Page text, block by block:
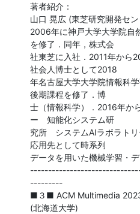
著者紹介：
山口 晃広 (東芝研究開発セ
2006年に神戸大学大学院自
を修了．同年，株式会
社東芝に入社．2011年から
社会人博士として2018
年名古屋大学大学院情報科
後期課程を修了．博
士（情報科学）．2016年か
ー　知能化システム研
究所　システムAIラボラト
応用先として時系列
データを用いた機械学習・
---------
■３■ ACM Multimedia
(北海道大学)